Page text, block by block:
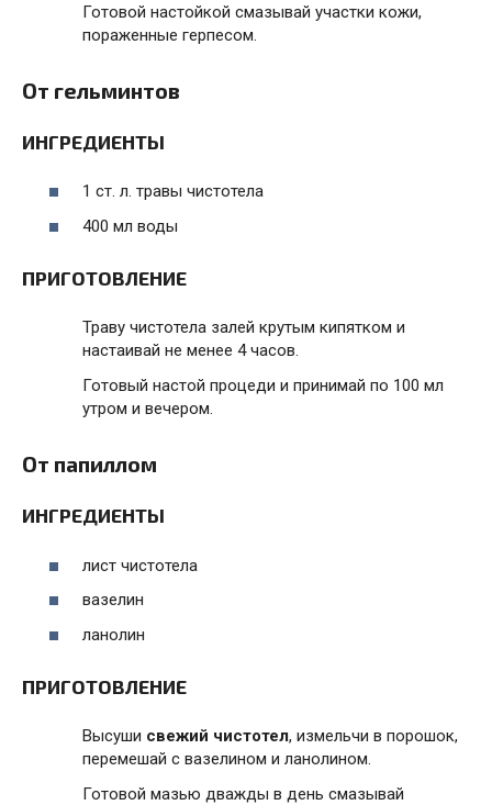
Готовой настойкой смазывай участки кожи,
пораженные герпесом.
От гельминтов
ИНГРЕДИЕНТЫ
1 ст. л. травы чистотела
400 мл воды
ПРИГОТОВЛЕНИЕ
Траву чистотела залей крутым кипятком и
настаивай не менее 4 часов.
Готовый настой процеди и принимай по 100 мл
утром и вечером.
От папиллом
ИНГРЕДИЕНТЫ
лист чистотела
вазелин
ланолин
ПРИГОТОВЛЕНИЕ
Высуши свежий чистотел, измельчи в порошок,
перемешай с вазелином и ланолином.
Готовой мазью дважды в день смазывай